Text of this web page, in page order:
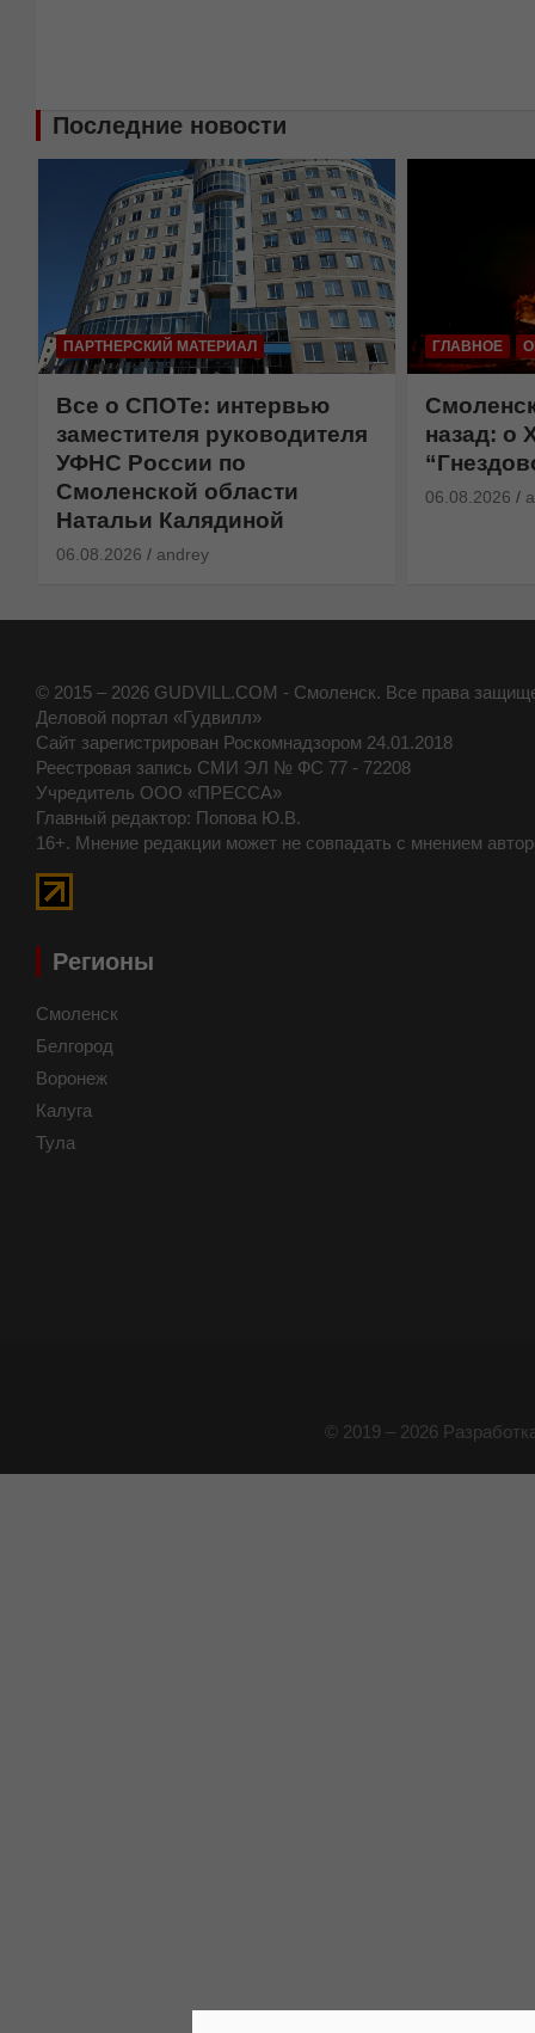
Последние новости
ГЛАВНОЕ ОБЩЕСТВО
Смоленск тысячу лет
назад: о XIV фестивале
“Гнездово 2026”
06.08.2026 andrey
ОБЩЕСТВО
какой
площадь
06.08.2026
© 2015 – 2026 GUDVILL.COM - Смоленск. Все права
Деловой портал «Гудвилл»
Сайт зарегистрирован Роскомнадзором 24.01.2018
Реестровая запись СМИ ЭЛ № ФС 77 - 72208
Учредитель ООО «ПРЕССА»
Главный редактор: Попова Ю.В.
16+. Мнение редакции может не совпадать с мнением
Регионы
Смоленск
Белгород
Воронеж
Калуга
Тула
© 2019 – 2026